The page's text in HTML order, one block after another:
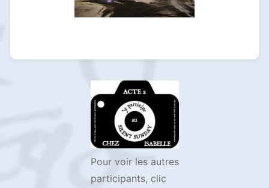
Pour voir les autres
participants, clic